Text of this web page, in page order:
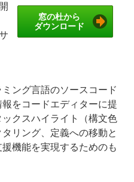
窓の杜から
ダウンロード
ング言語のソースコード
をコードエディターに提
クスハイライト（構文色
リング、定義への移動と
機能を実現するためのも